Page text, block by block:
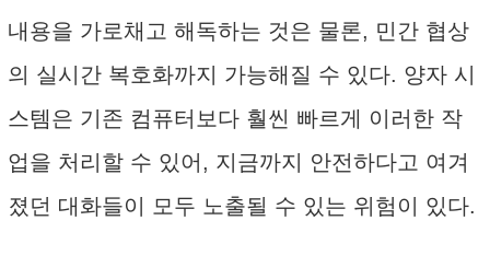
내용을 가로채고 해독하는 것은 물론, 민간 협상
의 실시간 복호화까지 가능해질 수 있다. 양자 시
스템은 기존 컴퓨터보다 훨씬 빠르게 이러한 작
업을 처리할 수 있어, 지금까지 안전하다고 여겨
졌던 대화들이 모두 노출될 수 있는 위험이 있다.